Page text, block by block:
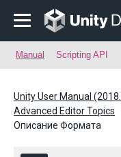
Manual Scripting API
Unity User Manual
Advanced Editor Topics
Описание Формата